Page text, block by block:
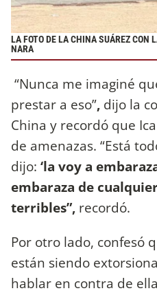
LA FOTO DE LA CHINA SUÁREZ CON
NARA
“Nunca me imaginé
prestar a eso”, dijo la
China y recordó que
de amenazas. “Está
dijo: ‘la voy a
embaraza de
terribles”, recordó.
Por otro lado, confesó
están siendo
hablar en contra de